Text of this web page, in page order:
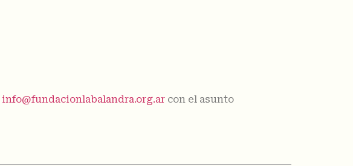
info@fundacionlabalandra.org.ar con el asunto